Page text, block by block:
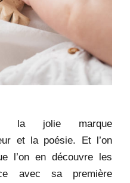
la jolie marque
et la poésie. Et l’on
l’on en découvre les
avec sa première